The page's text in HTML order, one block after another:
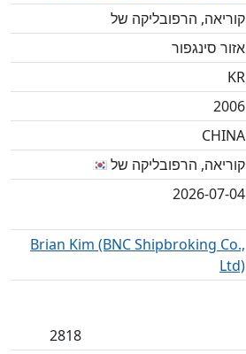
קוריאה, הרפובליקה של
אזור סינגפור
KR
2006
CHINA
קוריאה, הרפובליקה של
2026-07-04
Brian Kim (BNC Shipbroking Co.,
Ltd)
2818